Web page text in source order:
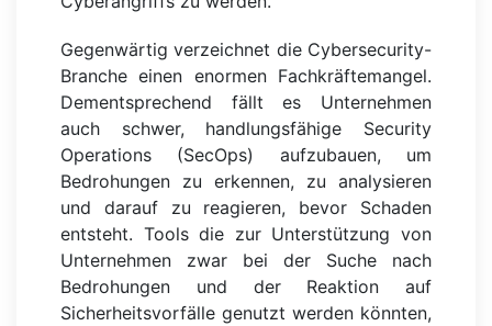
Gegenwärtig verzeichnet die Cybersecurity-
Branche einen enormen Fachkräftemangel.
Dementsprechend fällt es Unternehmen
auch schwer, handlungsfähige Security
Operations (SecOps) aufzubauen, um
Bedrohungen zu erkennen, zu analysieren
und darauf zu reagieren, bevor Schaden
entsteht. Tools die zur Unterstützung von
Unternehmen zwar bei der Suche nach
Bedrohungen und der Reaktion auf
Sicherheitsvorfälle genutzt werden könnten,